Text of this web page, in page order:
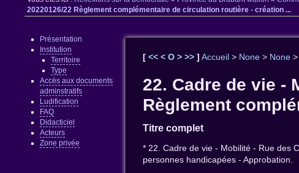
20220126/22 Règlement complémentaire de circulation routière - création ...
Présentation
Institution
Territoire
Type
Accès aux documents
adminstratifs
Ludification
FAQ
Didacticiel
Acteurs
Zone privée
[<<<O>>>] Accueil > None > None >
22. Cadre de vie -
Règlement
Titre complet
* 22. Cadre de vie - Mobilité - Rue des
personnes handicapées - Approbation.